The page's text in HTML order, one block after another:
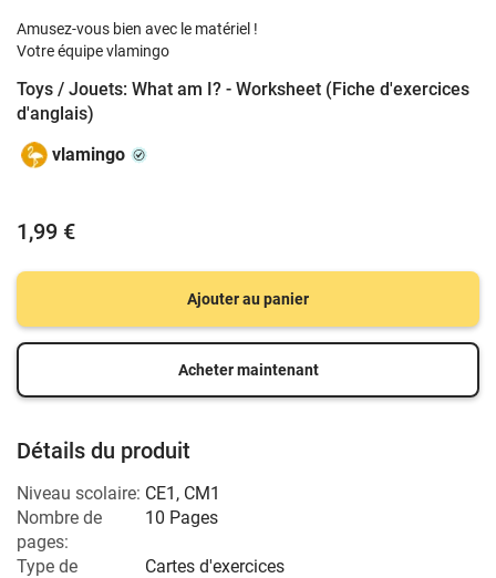
Amusez-vous bien avec le matériel !
Votre équipe vlamingo
Toys / Jouets: What am I? - Worksheet (Fiche d'exercices
d'anglais)
vlamingo
1,99 €
Ajouter au panier
Acheter maintenant
Détails du produit
Niveau scolaire: CE1 , CM1
Nombre de
pages:
10 Pages
Type de
Cartes d'exercices